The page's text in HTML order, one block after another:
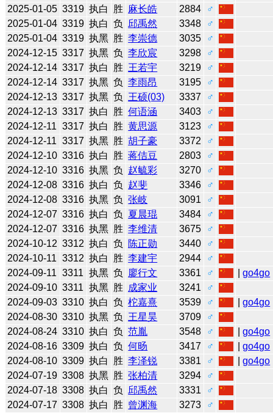
2025-01-05 3319 执白 胜 麻长皓 2884
♂
2025-01-04 3319 执白 负 邱禹然 3348
♂
2025-01-04 3319 执黑 胜 李崇德 3035
♂
2024-12-15 3317 执黑 负 李欣宸 3298
♂
2024-12-14 3317 执白 胜 王若宇 3219
♂
2024-12-14 3317 执黑 负 李雨昂 3195
♂
2024-12-13 3317 执黑 负 王硕(03) 3337
♂
2024-12-13 3317 执白 胜 何语涵 3403
♂
2024-12-11 3317 执白 胜 黄思源 3123
♂
2024-12-11 3317 执黑 胜 胡子豪 3372
♂
2024-12-10 3316 执白 胜 蒋佶豆 2803
♂
2024-12-10 3316 执黑 负 赵毓彩 3270
♂
2024-12-08 3316 执白 负 赵斐 3346
♂
2024-12-08 3316 执黑 负 张岐 3091
♂
2024-12-07 3316 执白 负 夏晨琨 3484
♂
2024-12-07 3316 执黑 胜 李维清 3675
♂
2024-10-12 3312 执白 负 陈正勋 3440
♂
2024-10-11 3312 执白 胜 李建宇 2944
♂
2024-09-11 3311 执黑 负 廖行文 3361 ♂ |go4go
2024-09-10 3311 执黑 胜 成家业 3241
♂
2024-09-03 3310 执白 负 柁嘉熹 3539 ♂ |go4go
2024-08-30 3310 执黑 负 王星昊 3709
♂
2024-08-24 3310 执白 负 范胤 3548 ♂ |go4go
2024-08-16 3309 执白 负 何旸 3417 ♂ |go4go
2024-08-10 3309 执白 胜 李泽锐 3381 ♂ |go4go
2024-07-19 3308 执黑 胜 张柏清 3294
♂
2024-07-18 3308 执白 负 邱禹然 3331
♂
2024-07-17 3308 执白 胜 曾渊海 3273
♂